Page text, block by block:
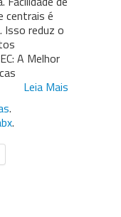
centrais é
Isso reduz o
A Melhor
Leia Mais
.
.